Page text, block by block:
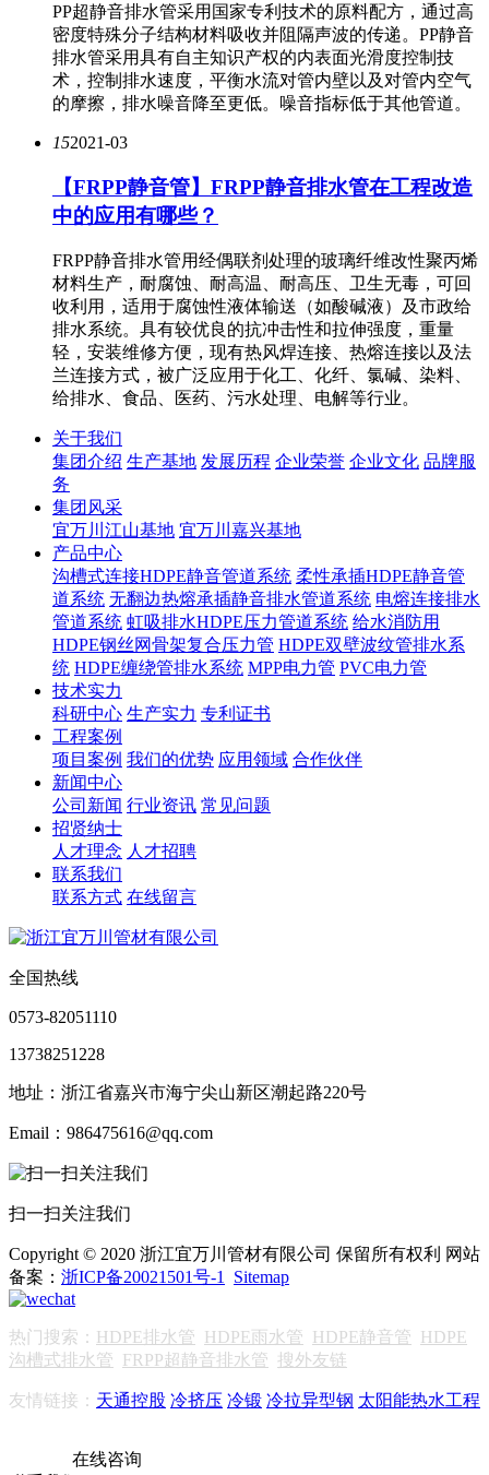
PP超静音排水管采用国家专利技术的原料配方，通过高
密度特殊分子结构材料吸收并阻隔声波的传递。PP静音
排水管采用具有自主知识产权的内表面光滑度控制技
术，控制排水速度，平衡水流对管内壁以及对管内空气
的摩擦，排水噪音降至更低。噪音指标低于其他管道。
152021-03
【FRPP静音管】FRPP静音排水管在工程改造
中的应用有哪些？
FRPP静音排水管用经偶联剂处理的玻璃纤维改性聚丙烯
材料生产，耐腐蚀、耐高温、耐高压、卫生无毒，可回
收利用，适用于腐蚀性液体输送（如酸碱液）及市政给
排水系统。具有较优良的抗冲击性和拉伸强度，重量
轻，安装维修方便，现有热风焊连接、热熔连接以及法
兰连接方式，被广泛应用于化工、化纤、氯碱、染料、
给排水、食品、医药、污水处理、电解等行业。
关于我们
集团介绍 生产基地 发展历程 企业荣誉 企业文化 品牌服
务
集团风采
宜万川江山基地 宜万川嘉兴基地
产品中心
沟槽式连接HDPE静音管道系统 柔性承插HDPE静音管
道系统 无翻边热熔承插静音排水管道系统 电熔连接排水
管道系统 虹吸排水HDPE压力管道系统 给水消防用
HDPE钢丝网骨架复合压力管 HDPE双壁波纹管排水系
统 HDPE缠绕管排水系统 MPP电力管 PVC电力管
技术实力
科研中心 生产实力 专利证书
工程案例
项目案例 我们的优势 应用领域 合作伙伴
新闻中心
公司新闻 行业资讯 常见问题
招贤纳士
人才理念 人才招聘
联系我们
联系方式 在线留言
全国热线
0573-82051110
13738251228
地址：浙江省嘉兴市海宁尖山新区潮起路220号
Email：986475616@qq.com
扫一扫关注我们
Copyright © 2020 浙江宜万川管材有限公司 保留所有权利 网站
备案： 浙ICP备20021501号-1 Sitemap
热门搜索： HDPE排水管 HDPE雨水管 HDPE静音管 HDPE
沟槽式排水管 FRPP超静音排水管 搜外友链
友情链接： 天通控股 冷挤压 冷锻 冷拉异型钢 太阳能热水工程
在线咨询